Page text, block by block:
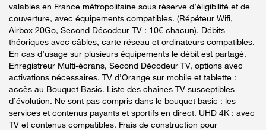
valables en France métropolitaine sous réserve d’éligibilité et de
couverture, avec équipements compatibles. (Répéteur Wifi,
Airbox 20Go, Second Décodeur TV : 10€ chacun). Débits
théoriques avec câbles, carte réseau et ordinateurs compatibles.
En cas d’usage sur plusieurs équipements le débit est partagé.
Enregistreur Multi-écrans, Second Décodeur TV, options avec
activations nécessaires. TV d’Orange sur mobile et tablette :
accès au Bouquet Basic. Liste des chaînes TV susceptibles
d’évolution. Ne sont pas compris dans le bouquet basic : les
services et contenus payants et sportifs en direct. UHD 4K : avec
TV et contenus compatibles. Frais de construction pour